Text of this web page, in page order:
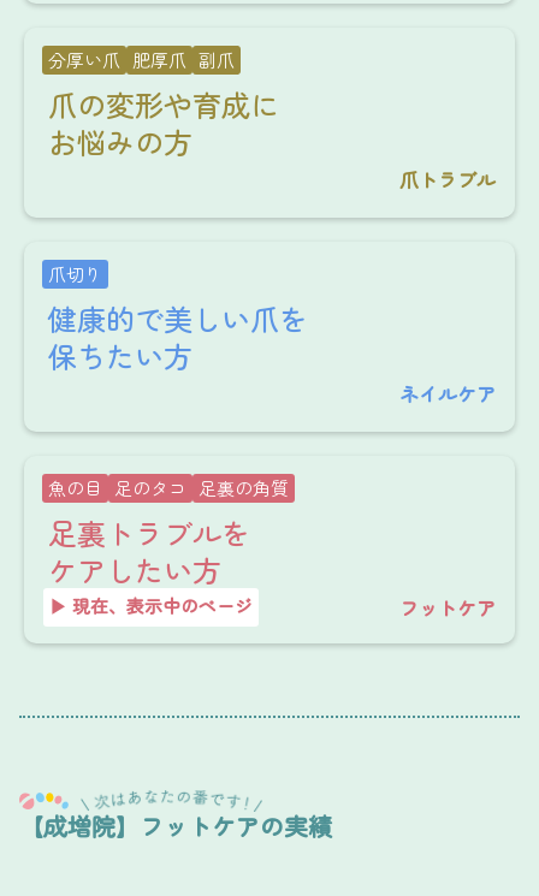
分厚い爪 肥厚爪 副爪
爪の変形や育成に
お悩みの方
爪トラブル
爪切り
健康的で美しい爪を
保ちたい方
ネイルケア
魚の目 足のタコ 足裏の角質
足裏トラブルを
ケアしたい方
▶︎ 現在、表示中のページ フットケア
【成増院】フットケアの実績